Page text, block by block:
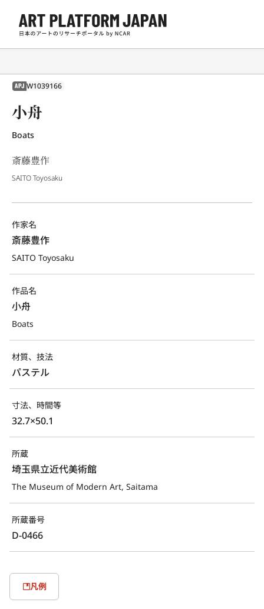
APJ W1039166
小舟
Boats
斎藤豊作
SAITO Toyosaku
作家名
斎藤豊作
SAITO Toyosaku
作品名
小舟
Boats
材質、技法
パステル
寸法、時間等
32.7×50.1
所蔵
埼玉県立近代美術館
The Museum of Modern Art, Saitama
所蔵番号
D-0466
凡例